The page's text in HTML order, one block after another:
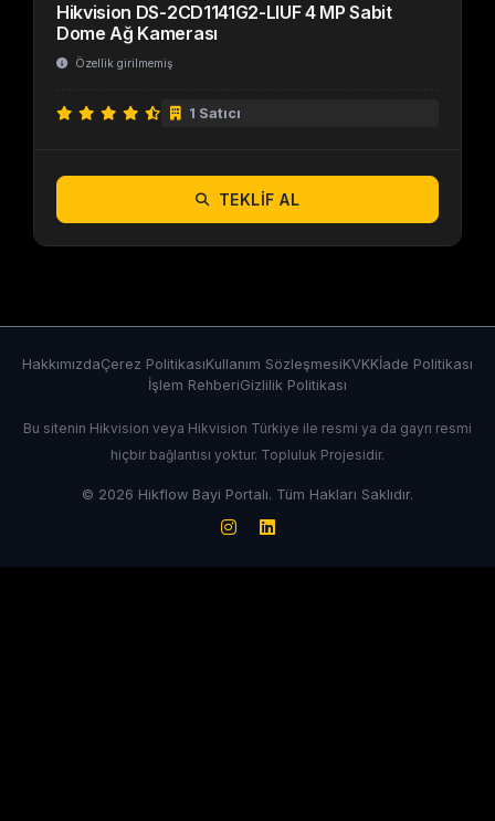
Hikvision DS-2CD1141G2-LIUF 4 MP Sabit
Dome Ağ Kamerası
Özellik girilmemiş
1 Satıcı
TEKLIF AL
HakkımızdaÇerez PolitikasıKullanım SözleşmesiKVKKİade Politikası
İşlem RehberiGizlilik Politikası
Bu sitenin Hikvision veya Hikvision Türkiye ile resmi ya da gayrı resmi
hiçbir bağlantısı yoktur. Topluluk Projesidir.
© 2026 Hikflow Bayi Portalı. Tüm Hakları Saklıdır.